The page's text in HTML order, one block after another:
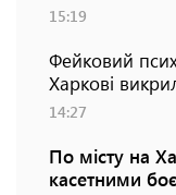
15:19
Фейковий
Харкові
14:27
По місту на
касетними